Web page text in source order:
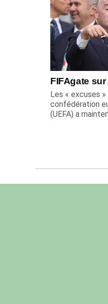
FIFAgate
Les « excuses »
confédération
(UEFA) a